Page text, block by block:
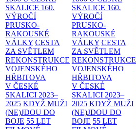
SKALICE 160.
VÝROČÍ
PRUSKO-
RAKOUSKÉ
VÁLKY CESTA
ZA SVĚTLEM
REKONSTRUKCE
VOJENSKÉHO
HŘBITOVA
V ČESKÉ
SKALICI 2023–
2025 KDYŽ MUŽI
(NE)JDOU DO
BOJE 55 LET
SKALICE 160.
VÝROČÍ
PRUSKO-
RAKOUSKÉ
VÁLKY CESTA
ZA SVĚTLEM
REKONSTRUKCE
VOJENSKÉHO
HŘBITOVA
V ČESKÉ
SKALICI 2023–
2025 KDYŽ MUŽI
(NE)JDOU DO
BOJE 55 LET